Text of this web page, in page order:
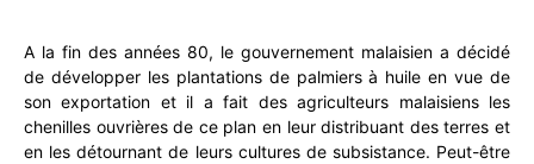
A la fin des années 80, le gouvernement malaisien a décidé
de développer les plantations de palmiers à huile en vue de
son exportation et il a fait des agriculteurs malaisiens les
chenilles ouvrières de ce plan en leur distribuant des terres et
en les détournant de leurs cultures de subsistance. Peut-être